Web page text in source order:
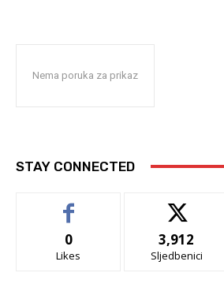
Nema poruka za prikaz
STAY CONNECTED
0
Likes
3,912
Sljedbenici